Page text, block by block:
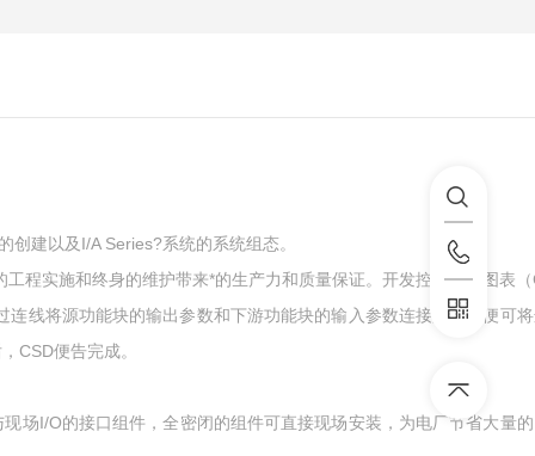
建以及I/A Series?系统的系统组态。
程实施和终身的维护带来*的生产力和质量保证。开发控制策略图表
线将源功能块的输出参数和下游功能块的输入参数连接起来，便可
CSD便告完成。
场I/O的接口组件，全密闭的组件可直接现场安装，为电厂节省大量